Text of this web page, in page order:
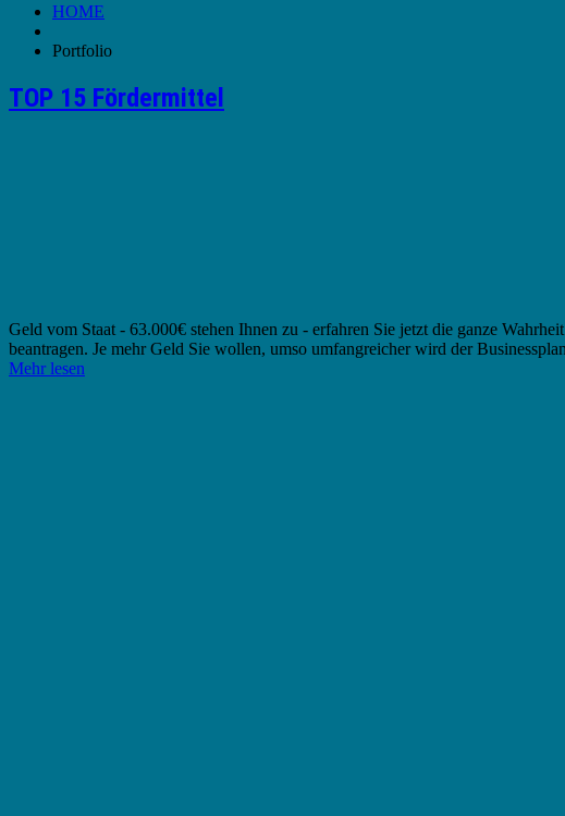
HOME
Portfolio
TOP 15 Fördermittel
Geld vom Staat - 63.000€ stehen Ihnen zu - erfahren Sie jetzt die ganze
beantragen. Je mehr Geld Sie wollen, umso umfangreicher wird der
Mehr lesen